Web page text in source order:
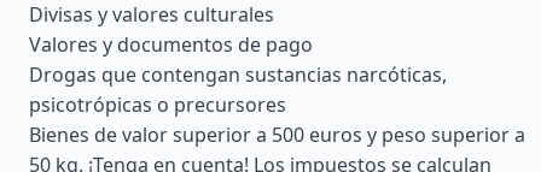
Divisas y valores culturales
Valores y documentos de pago
Drogas que contengan sustancias narcóticas,
psicotrópicas o precursores
Bienes de valor superior a 500 euros y peso superior a
50 kg. ¡Tenga en cuenta! Los impuestos se calculan